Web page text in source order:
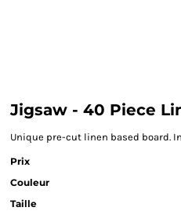
Jigsaw - 40 Piece
Unique pre-cut linen based board.
Prix
Couleur
Taille